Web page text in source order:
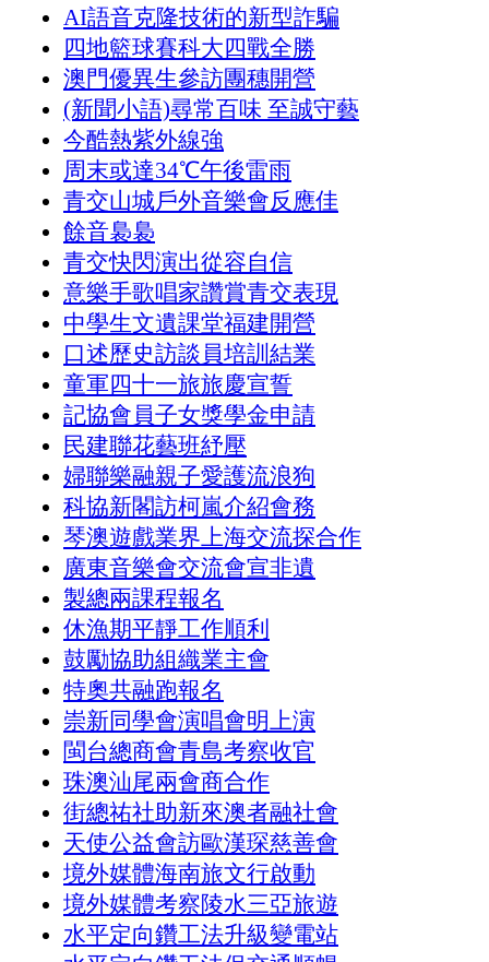
AI語音克隆技術的新型詐騙
四地籃球賽科大四戰全勝
澳門優異生參訪團穗開營
(新聞小語)尋常百味 至誠守藝
今酷熱紫外線強
周末或達34℃午後雷雨
青交山城戶外音樂會反應佳
餘音裊裊
青交快閃演出從容自信
意樂手歌唱家讚賞青交表現
中學生文遺課堂福建開營
口述歷史訪談員培訓結業
童軍四十一旅旅慶宣誓
記協會員子女獎學金申請
民建聯花藝班紓壓
婦聯樂融親子愛護流浪狗
科協新閣訪柯嵐介紹會務
琴澳遊戲業界上海交流探合作
廣東音樂會交流會宣非遺
製總兩課程報名
休漁期平靜工作順利
鼓勵協助組織業主會
特奧共融跑報名
崇新同學會演唱會明上演
閩台總商會青島考察收官
珠澳汕尾兩會商合作
街總祐社助新來澳者融社會
天使公益會訪歐漢琛慈善會
境外媒體海南旅文行啟動
境外媒體考察陵水三亞旅遊
水平定向鑽工法升級變電站